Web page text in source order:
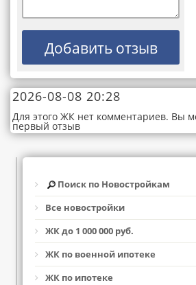
2026-08-08 20:28
Для этого ЖК нет комментариев. Вы
первый отзыв
Поиск по Новостройкам
Все новостройки
ЖК до 1 000 000 руб.
ЖК по военной ипотеке
ЖК по ипотеке